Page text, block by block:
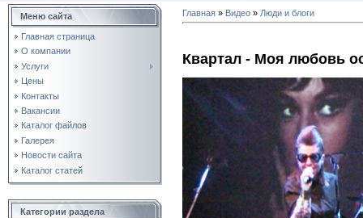
Меню сайта
Главная страница
О компании
Услуги
Цены
Контакты
Вакансии
Каталог файлов
Галерея
Новости сайта
Каталог статей
Категории раздела
Главная » Видео » Люди и блоги
Квартал - Моя любовь